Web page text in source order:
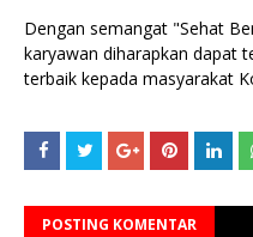
Dengan semangat "Sehat
karyawan diharapkan dapat
terbaik kepada masyarakat
POSTING KOMENTAR